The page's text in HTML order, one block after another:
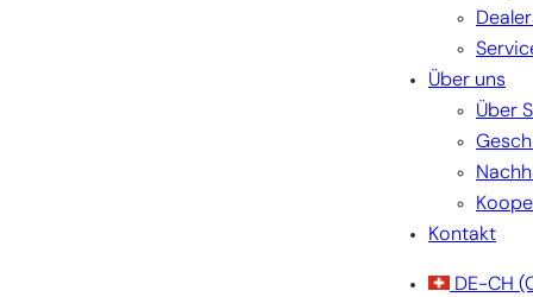
Über uns
Über
Kontakt
DE-CH